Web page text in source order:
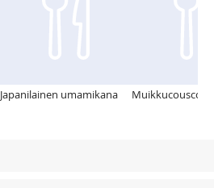
Japanilainen umamikana Muikkucouscous